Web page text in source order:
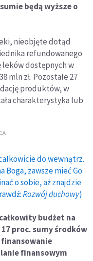
będą wyższe o
nieobjęte dotąd
refundowanego
leków dostępnych w
mln zł. Pozostałe 27
produktów, w
charakterystyka lub
do wewnątrz.
Boga, zawsze mieć Go
o sobie, aż znajdzie
Rozwój duchowy)
budżet na
proc. sumy środków
finansowym